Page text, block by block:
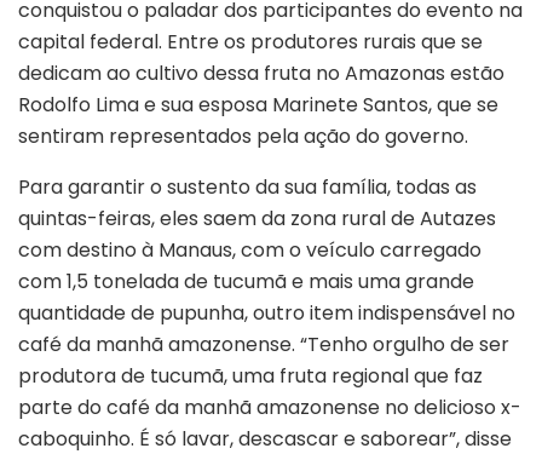
conquistou o paladar dos participantes do evento na
capital federal. Entre os produtores rurais que se
dedicam ao cultivo dessa fruta no Amazonas estão
Rodolfo Lima e sua esposa Marinete Santos, que se
sentiram representados pela ação do governo.
Para garantir o sustento da sua família, todas as
quintas-feiras, eles saem da zona rural de Autazes
com destino à Manaus, com o veículo carregado
com 1,5 tonelada de tucumã e mais uma grande
quantidade de pupunha, outro item indispensável no
café da manhã amazonense. “Tenho orgulho de ser
produtora de tucumã, uma fruta regional que faz
parte do café da manhã amazonense no delicioso x-
caboquinho. É só lavar, descascar e saborear”, disse